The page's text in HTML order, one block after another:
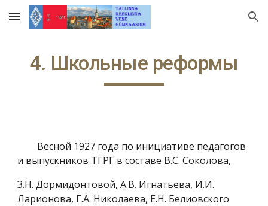
Skip to main content Skip to navigation
4. Школьные реформы
Весной 1927 года по инициативе педагогов
и выпускников ТГРГ в составе В.С. Соколова,
З.Н. Дормидонтовой, А.В. Игнатьева, И.И.
Ларионова, Г.А. Николаева, Е.Н. Белиовского